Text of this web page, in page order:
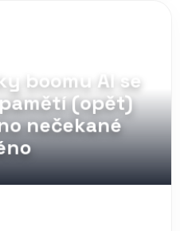
boomu AI se
(opět)
nečekané